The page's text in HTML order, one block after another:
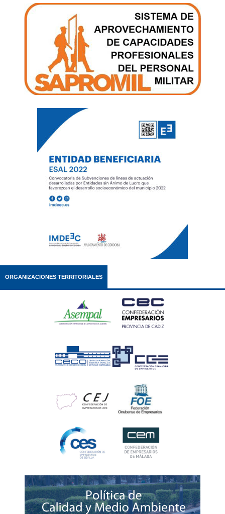
ORGANIZACIONES TERRITORIALES